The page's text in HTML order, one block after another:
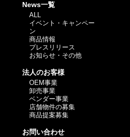
News一覧
ALL
イベント・キャンペー
ン
商品情報
プレスリリース
お知らせ・その他
法人のお客様
OEM事業
卸売事業
ベンダー事業
店舗物件の募集
商品提案募集
お問い合わせ